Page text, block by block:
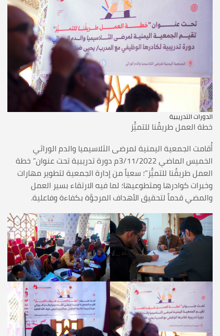
الدورات التدريبية
خطة العمل طريقُنا للتميُّز
أُقامت الجمعية اليمنية لمرضى الثلاسيميا والدم الوراثي
الخميس الماضي 3/11/2022م دورة تدريبية تحت عنوان” خطة
العمل طريقُنا للتميُّز”؛ سعياً من إدارة الجمعية لتطوير مهارات
وخبرات كوادرها ومتطوعيها؛ لما فيه الارتقاء بسير العمل
والمضي قدماً لتحقيق الأهداف المرجوَّة بكفاءة وفاعلية.